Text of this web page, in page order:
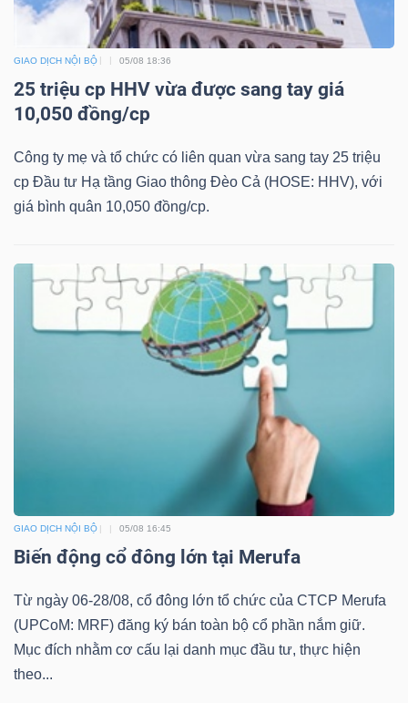
GIAO DỊCH NỘI BỘ 05/08 18:36
25 triệu cp HHV vừa được sang tay giá
10,050 đồng/cp
Công ty mẹ và tổ chức có liên quan vừa sang tay 25 triệu
cp Đầu tư Hạ tầng Giao thông Đèo Cả (HOSE: HHV), với
giá bình quân 10,050 đồng/cp.
GIAO DỊCH NỘI BỘ 05/08 16:45
Biến động cổ đông lớn tại Merufa
Từ ngày 06-28/08, cổ đông lớn tổ chức của CTCP Merufa
(UPCoM: MRF) đăng ký bán toàn bộ cổ phần nắm giữ.
Mục đích nhằm cơ cấu lại danh mục đầu tư, thực hiện
theo...